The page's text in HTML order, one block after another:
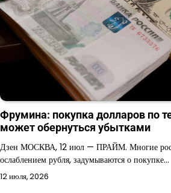
Фрумина: покупка долларов по
может обернуться убытками
Дзен МОСКВА, 12 июл — ПРАЙМ. Многие
ослаблением рубля, задумываются о покупке…
12 июля, 2026